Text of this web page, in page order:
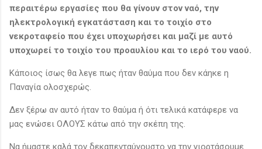
περαιτέρω εργασίες που θα γίνουν στον ναό, την
ηλεκτρολογική εγκατάσταση και το τοιχίο στο
νεκροταφείο που έχει υποχωρήσει και μαζί με αυτό
υποχωρεί το τοιχίο του προαυλίου και το ιερό του ναού.
Κάποιος ίσως θα λεγε πως ήταν θαύμα που δεν κάηκε η
Παναγία ολοσχερώς.
Δεν ξέρω αν αυτό ήταν το θαύμα ή ότι τελικά κατάφερε να
μας ενώσει ΟΛΟΥΣ κάτω από την σκέπη της.
Να ήμαστε καλά τον δεκαπενταύγουστο να την γιορτάσουμε